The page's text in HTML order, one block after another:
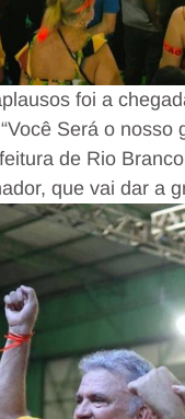
foi a
Será o
de Rio
que vai dar a